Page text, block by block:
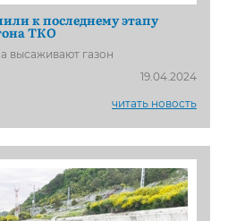
к последнему этапу
ТКО
высаживают газон
19.04.2024
читать новость